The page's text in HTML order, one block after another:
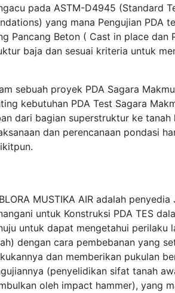
pada ASTM-D4945 (Standard
yang mana Pengujian PDA
Pancang Beton ( Cast in place dan
baja dan sesuai kriteria untuk
sebuah proyek PDA Sagara
kebutuhan PDA Test Sagara
dari bagian superstruktur ke tanah
dan perencanaan pondasi
MUSTIKA AIR adalah
untuk Konstruksi PDA TES
untuk dapat mengetahui perilaku
dengan cara pembebanan yang
dan memberikan pukulan
(penyelidikan sifat tanah
oleh impact hammer), yang